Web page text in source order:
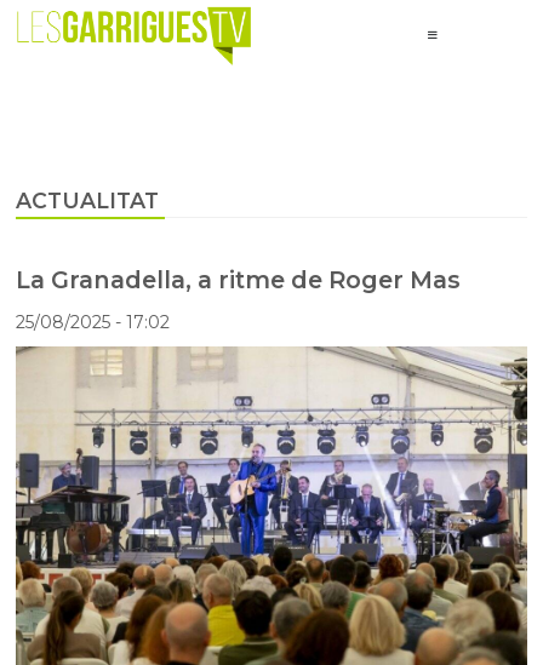
ACTUALITAT
La Granadella, a ritme de Roger Mas
25/08/2025- 17:02